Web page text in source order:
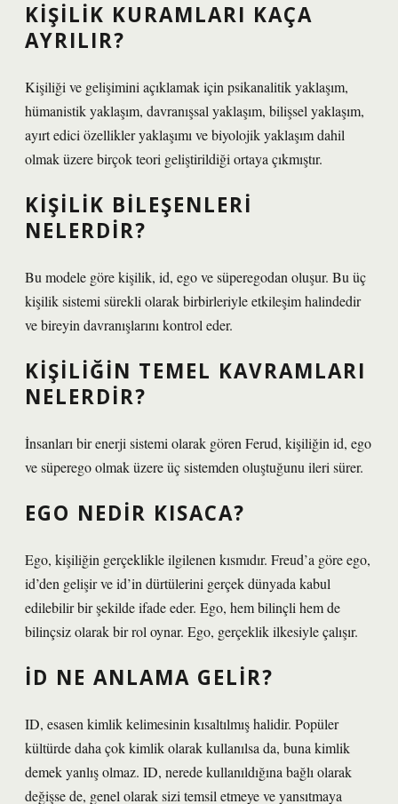
KIŞILIK KURAMLARI KAÇA
AYRILIR?
Kişiliği ve gelişimini açıklamak için psikanalitik yaklaşım,
hümanistik yaklaşım, davranışsal yaklaşım, bilişsel yaklaşım,
ayırt edici özellikler yaklaşımı ve biyolojik yaklaşım dahil
olmak üzere birçok teori geliştirildiği ortaya çıkmıştır.
KIŞILIK BILEŞENLERI
NELERDIR?
Bu modele göre kişilik, id, ego ve süperegodan oluşur. Bu üç
kişilik sistemi sürekli olarak birbirleriyle etkileşim halindedir
ve bireyin davranışlarını kontrol eder.
KIŞILIĞIN TEMEL KAVRAMLARI
NELERDIR?
İnsanları bir enerji sistemi olarak gören Ferud, kişiliğin id, ego
ve süperego olmak üzere üç sistemden oluştuğunu ileri sürer.
EGO NEDIR KISACA?
Ego, kişiliğin gerçeklikle ilgilenen kısmıdır. Freud’a göre ego,
id’den gelişir ve id’in dürtülerini gerçek dünyada kabul
edilebilir bir şekilde ifade eder. Ego, hem bilinçli hem de
bilinçsiz olarak bir rol oynar. Ego, gerçeklik ilkesiyle çalışır.
İD NE ANLAMA GELIR?
ID, esasen kimlik kelimesinin kısaltılmış halidir. Popüler
kültürde daha çok kimlik olarak kullanılsa da, buna kimlik
demek yanlış olmaz. ID, nerede kullanıldığına bağlı olarak
değişse de, genel olarak sizi temsil etmeye ve yansıtmaya